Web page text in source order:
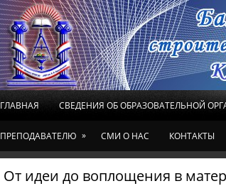
ГЛАВНАЯ СВЕДЕНИЯ ОБ ОБРАЗОВАТЕЛЬНОЙ
ПРЕПОДАВАТЕЛЮ » СМИ О НАС КОНТАКТЫ
От идеи до воплощения в